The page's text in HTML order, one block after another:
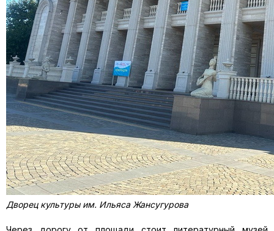
Дворец культуры им. Ильяса Жансугурова